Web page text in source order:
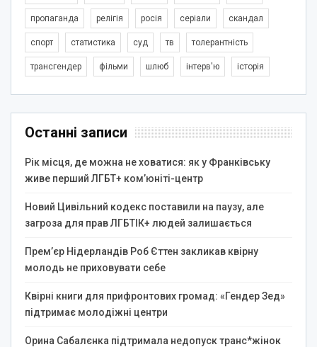
пропаганда релігія росія серіали скандал
спорт статистика суд тв толерантність
трансгендер фільми шлюб інтерв'ю історія
Останні записи
Рік місця, де можна не ховатися: як у Франківську
живе перший ЛГБТ+ ком’юніті-центр
Новий Цивільний кодекс поставили на паузу, але
загроза для прав ЛГБТІК+ людей залишається
Прем’єр Нідерландів Роб Єттен закликав квірну
молодь не приховувати себе
Квірні книги для прифронтових громад: «Гендер Зед»
підтримає молодіжні центри
Орина Сабалєнка підтримала недопуск транс*жінок